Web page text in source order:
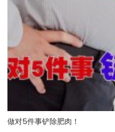
做对5件事铲除肥肉！